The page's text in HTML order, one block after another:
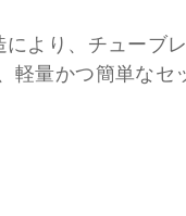
より、チューブ
軽量かつ簡単なセ